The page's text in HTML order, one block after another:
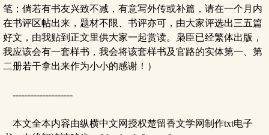
笔；倘若有书友兴致不减，有意写外传或补篇，请在一个月内
在书评区帖出来，题材不限、书评亦可，由大家评选出三五篇
好文，由我贴到正文里供大家一起赏读。枭臣已经繁体出版，
我应该会有一套样书，我会将该套样书及官路的实体第一、第
二册若干拿出来作为小小的感谢！）
--------------------
本文全本内容由纵横中文网授权楚留香文学网制作txt电子